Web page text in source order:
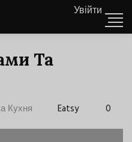
Увійти
Та
Кухня Eatsy 0